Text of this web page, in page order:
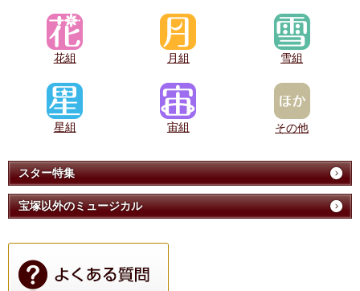
花組 月組 雪組
星組 宙組 その他
スター特集
宝塚以外のミュージカル